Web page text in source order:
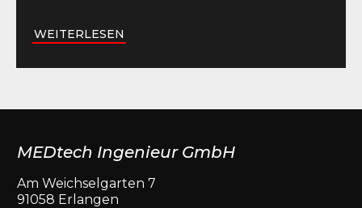
WEITERLESEN
MEDtech Ingenieur GmbH
Am Weichselgarten 7
91058 Erlangen